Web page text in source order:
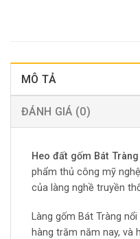
MÔ TẢ
ĐÁNH GIÁ (0)
Heo đất gốm Bát
phẩm thủ công mỹ
của làng nghề truyền
Làng gốm Bát Tràng
hàng trăm năm nay, và